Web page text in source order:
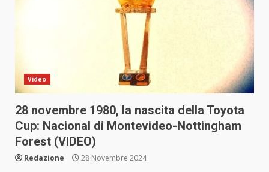
Video
28 novembre 1980, la nascita della Toyota
Cup: Nacional di Montevideo-Nottingham
Forest (VIDEO)
Redazione 28 Novembre 2024